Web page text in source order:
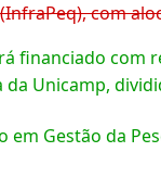
com
financiado com
Unicamp,
em Gestão da